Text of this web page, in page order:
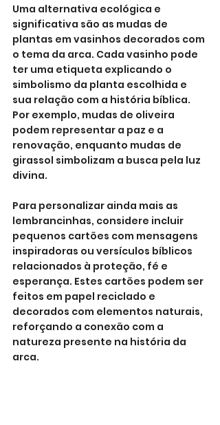
Uma alternativa ecológica e
significativa são as mudas de
plantas em vasinhos decorados com
o tema da arca. Cada vasinho pode
ter uma etiqueta explicando o
simbolismo da planta escolhida e
sua relação com a história bíblica.
Por exemplo, mudas de oliveira
podem representar a paz e a
renovação, enquanto mudas de
girassol simbolizam a busca pela luz
divina.
Para personalizar ainda mais as
lembrancinhas, considere incluir
pequenos cartões com mensagens
inspiradoras ou versículos bíblicos
relacionados à proteção, fé e
esperança. Estes cartões podem ser
feitos em papel reciclado e
decorados com elementos naturais,
reforçando a conexão com a
natureza presente na história da
arca.